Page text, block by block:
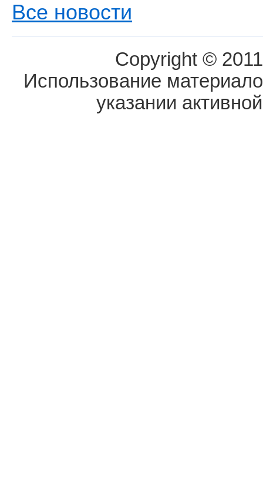
Все новости
Copyright ©
Использование
указании